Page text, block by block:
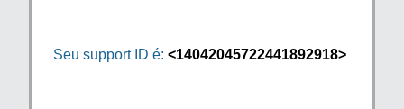
Seu support ID é: <14042045722441892918>